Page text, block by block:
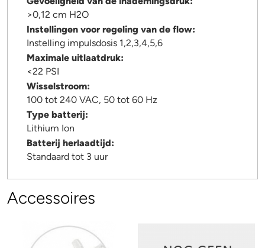
>0,12 cm H2O
Instellingen voor regeling van de flow:
Instelling impulsdosis 1,2,3,4,5,6
Maximale uitlaatdruk:
<22 PSI
Wisselstroom:
100 tot 240 VAC, 50 tot 60 Hz
Type batterij:
Lithium Ion
Batterij herlaadtijd:
Standaard tot 3 uur
Accessoires